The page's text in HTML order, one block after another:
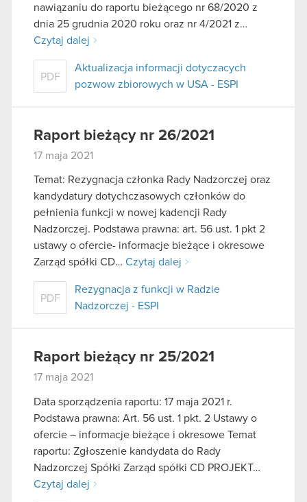
nawiązaniu do raportu bieżącego nr 68/2020 z
dnia 25 grudnia 2020 roku oraz nr 4/2021 z…
Czytaj dalej
PDF
Aktualizacja informacji dotyczacych
pozwow zbiorowych w USA - ESPI
Raport bieżący nr 26/2021
17 maja 2021
Temat: Rezygnacja członka Rady Nadzorczej oraz
kandydatury dotychczasowych członków do
pełnienia funkcji w nowej kadencji Rady
Nadzorczej. Podstawa prawna: art. 56 ust. 1 pkt 2
ustawy o ofercie- informacje bieżące i okresowe
Zarząd spółki CD… Czytaj dalej
PDF
Rezygnacja z funkcji w Radzie
Nadzorczej - ESPI
Raport bieżący nr 25/2021
17 maja 2021
Data sporządzenia raportu: 17 maja 2021 r.
Podstawa prawna: Art. 56 ust. 1 pkt. 2 Ustawy o
ofercie – informacje bieżące i okresowe Temat
raportu: Zgłoszenie kandydata do Rady
Nadzorczej Spółki Zarząd spółki CD PROJEKT…
Czytaj dalej